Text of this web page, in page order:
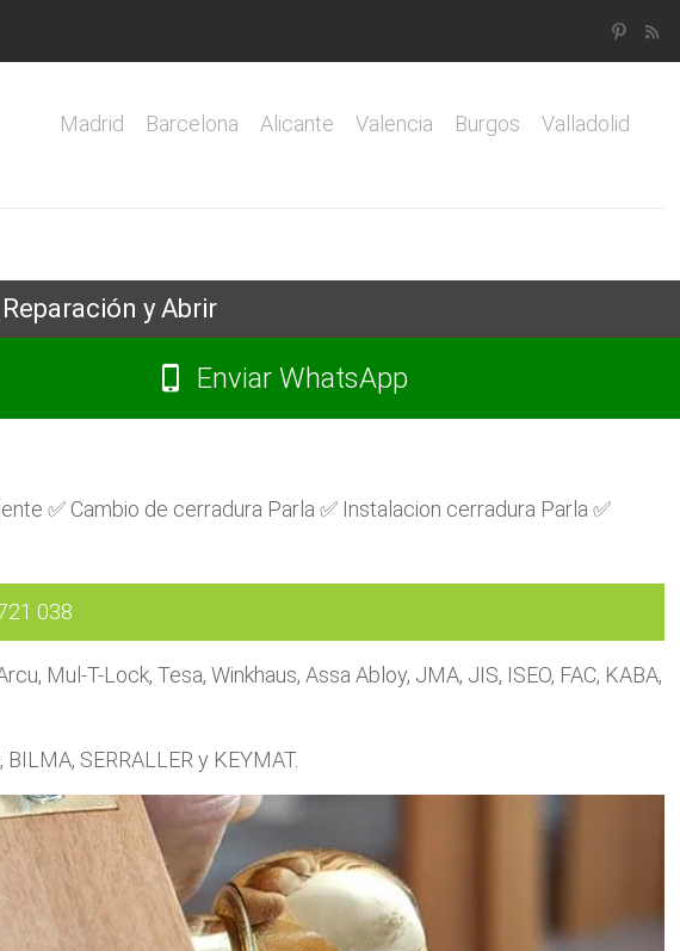
Madrid Barcelona Alicante Valencia Burgos Valladolid
y Abrir
Enviar WhatsApp
✅ Cambio de cerradura Parla ✅ Instalacion cerradura Parla ✅
038
Mul-T-Lock, Tesa, Winkhaus, Assa Abloy, JMA, JIS, ISEO, FAC, KABA,
SERRALLER y KEYMAT.